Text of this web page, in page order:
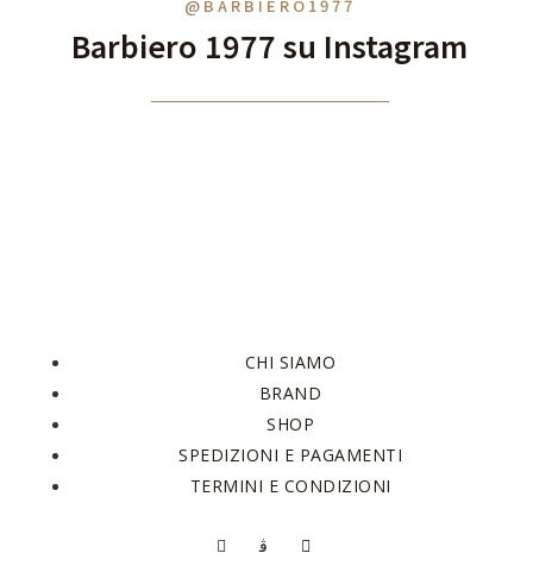
@BARBIERO1977
Barbiero 1977 su Instagram
CHI SIAMO
BRAND
SHOP
SPEDIZIONI E PAGAMENTI
TERMINI E CONDIZIONI